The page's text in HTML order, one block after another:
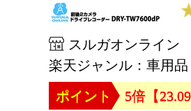
スルガオンライン
楽天ジャンル：車用
ポイント
5倍【